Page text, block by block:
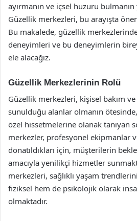
ayırmanın ve içsel huzuru bulmanın
Güzellik merkezleri, bu arayışta
Bu makalede, güzellik
deneyimleri ve bu deneyimlerin
ele alacağız.
Güzellik Merkezlerinin Rolü
Güzellik merkezleri, kişisel bakım
sunulduğu alanlar olmanın
özel hissetmelerine olanak tanıyan
merkezler, profesyonel ekipmanlar
donatıldıkları için, müşterilerin
amacıyla yenilikçi hizmetler
merkezleri, sağlıklı yaşam
fiziksel hem de psikolojik olarak
olmaktadır.